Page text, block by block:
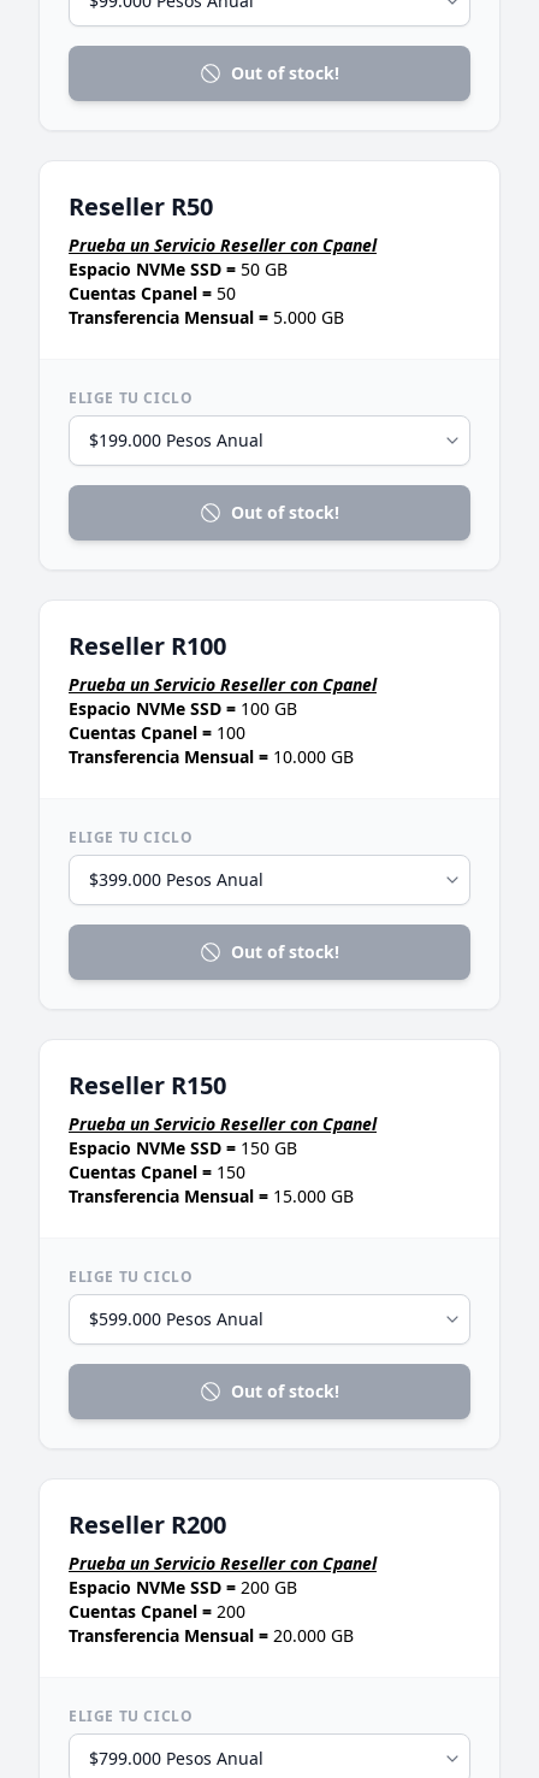
Out of stock!
Reseller R50
Prueba un Servicio Reseller con Cpanel
Espacio NVMe SSD = 50 GB
Cuentas Cpanel = 50
Transferencia Mensual = 5.000 GB
ELIGE TU CICLO
Out of stock!
Reseller R100
Prueba un Servicio Reseller con Cpanel
Espacio NVMe SSD = 100 GB
Cuentas Cpanel = 100
Transferencia Mensual = 10.000 GB
ELIGE TU CICLO
Out of stock!
Reseller R150
Prueba un Servicio Reseller con Cpanel
Espacio NVMe SSD = 150 GB
Cuentas Cpanel = 150
Transferencia Mensual = 15.000 GB
ELIGE TU CICLO
Out of stock!
Reseller R200
Prueba un Servicio Reseller con Cpanel
Espacio NVMe SSD = 200 GB
Cuentas Cpanel = 200
Transferencia Mensual = 20.000 GB
ELIGE TU CICLO